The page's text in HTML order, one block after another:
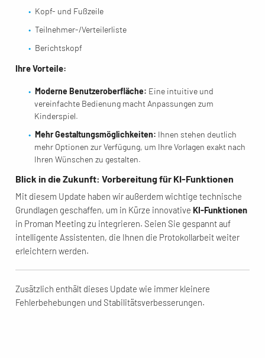
Kopf- und Fußzeile
Teilnehmer-/Verteilerliste
Berichtskopf
Ihre Vorteile:
Moderne Benutzeroberfläche: Eine intuitive und
vereinfachte Bedienung macht Anpassungen zum
Kinderspiel.
Mehr Gestaltungsmöglichkeiten: Ihnen stehen deutlich
mehr Optionen zur Verfügung, um Ihre Vorlagen exakt nach
Ihren Wünschen zu gestalten.
Blick in die Zukunft: Vorbereitung für KI-Funktionen
Mit diesem Update haben wir außerdem wichtige technische
Grundlagen geschaffen, um in Kürze innovative KI-Funktionen
in Proman Meeting zu integrieren. Seien Sie gespannt auf
intelligente Assistenten, die Ihnen die Protokollarbeit weiter
erleichtern werden.
Zusätzlich enthält dieses Update wie immer kleinere
Fehlerbehebungen und Stabilitätsverbesserungen.